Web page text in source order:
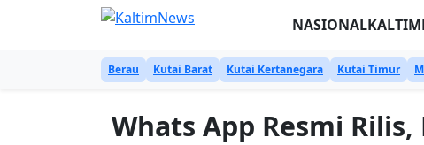
NASIONALKALTIM
Berau Kutai Barat Kutai Kertanegara Kutai Timur
Whats App Resmi